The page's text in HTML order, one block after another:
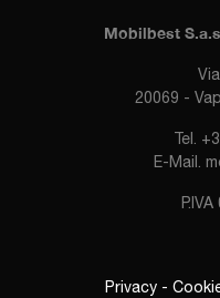
Mobilbest
20069 -
Tel.
E-Mail.
Privacy -